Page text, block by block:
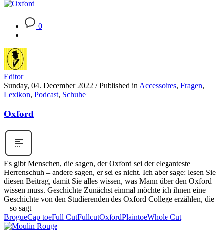
0
Editor
Sunday, 04. December 2022 / Published in Accessoires, Fragen,
Lexikon, Podcast, Schuhe
Oxford
Es gibt Menschen, die sagen, der Oxford sei der eleganteste
Herrenschuh – andere sagen, er sei es nicht. Ich aber sage: lesen Sie
diesen Beitrag, damit Sie alles wissen, was Mann über den Oxford
wissen muss. Geschichte Zunächst einmal möchte ich ihnen eine
Geschichte von den Studierenden des Oxford College erzählen, die
– so sagt
BrogueCap toeFull CutFullcutOxfordPlaintoeWhole Cut